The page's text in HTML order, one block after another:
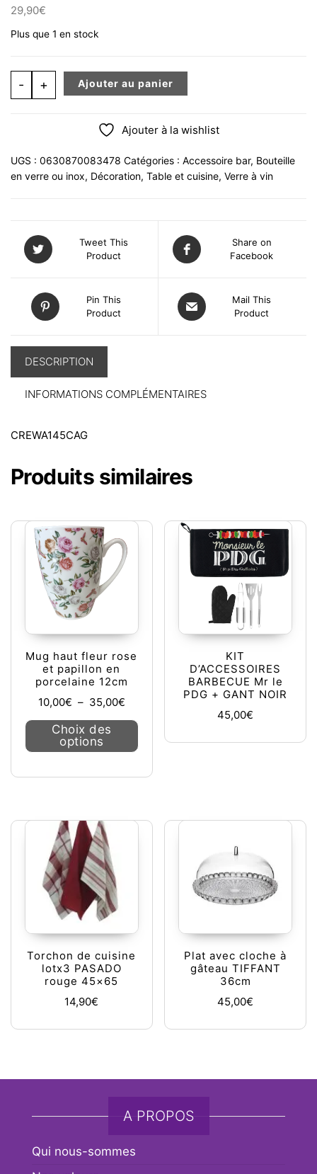
29,90€
Plus que 1 en stock
- quantité de Support à Bouteilles, Croco Argenté,
+ Ajouter au panier
Ajouter à la wishlist
UGS : 0630870083478 Catégories : Accessoire bar, Bouteille
en verre ou inox, Décoration, Table et cuisine, Verre à vin
Tweet This
Product
Share on
Facebook
Pin This
Product
Mail This
Product
DESCRIPTION
INFORMATIONS COMPLÉMENTAIRES
CREWA145CAG
Produits similaires
Mug haut fleur rose
et papillon en
porcelaine 12cm
10,00€ – 35,00€Plage de prix : 10,00€ à 35,00€
Choix des
options
Ce produit a plusieurs variations.
KIT
D’ACCESSOIRES
BARBECUE Mr le
PDG + GANT NOIR
45,00€
Torchon de cuisine
lotx3 PASADO
rouge 45×65
14,90€
Plat avec cloche à
gâteau TIFFANT
36cm
45,00€
A PROPOS
Qui nous-sommes